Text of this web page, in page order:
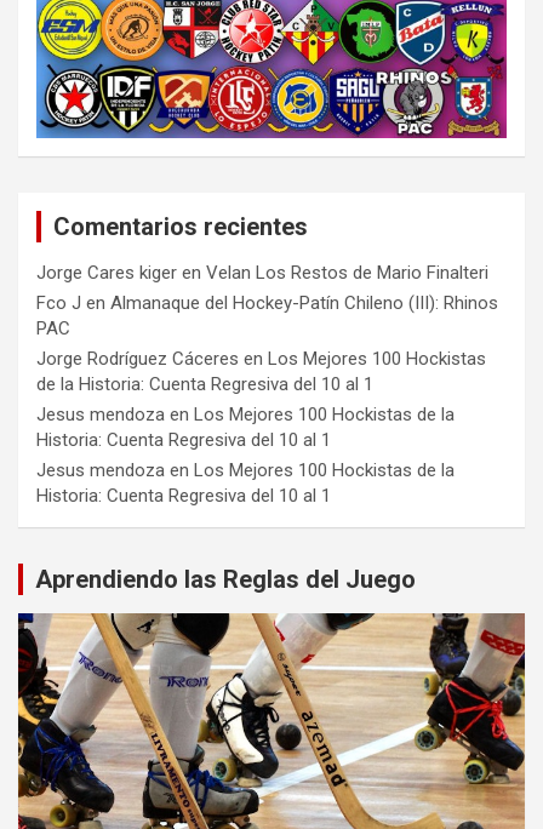
Comentarios recientes
Jorge Cares kiger en Velan Los Restos de Mario Finalteri
Fco J en Almanaque del Hockey-Patín Chileno (III): Rhinos
PAC
Jorge Rodríguez Cáceres en Los Mejores 100 Hockistas
de la Historia: Cuenta Regresiva del 10 al 1
Jesus mendoza en Los Mejores 100 Hockistas de la
Historia: Cuenta Regresiva del 10 al 1
Jesus mendoza en Los Mejores 100 Hockistas de la
Historia: Cuenta Regresiva del 10 al 1
Aprendiendo las Reglas del Juego